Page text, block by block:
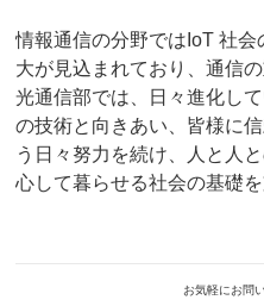
情報通信の分野ではIoT 社
大が見込まれており、通信
光通信部では、日々進化し
の技術と向きあい、皆様に
う日々努力を続け、人と人
心して暮らせる社会の基礎
お気軽にお問